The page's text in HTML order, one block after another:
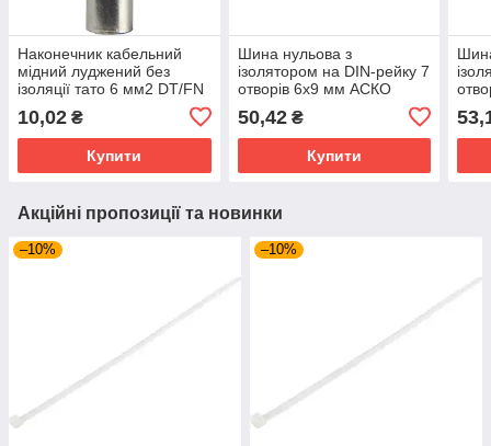
Наконечник кабельний
мідний луджений без
ізоляції тато 6 мм2 DT/FN
A0060190001
10,02 ₴
Купити
Шина нульова з
ізолятором на DIN-рейку 7
отворів 6х9 мм АСКО
A0150120032
50,42₴
Купити
Акційні пропозиції та новинки
–10% –10%